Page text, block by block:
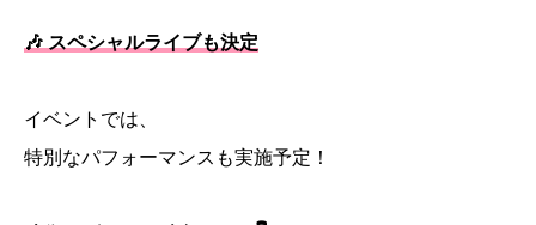
🎶 スペシャルライブも決定
イベントでは、
特別なパフォーマンスも実施予定！